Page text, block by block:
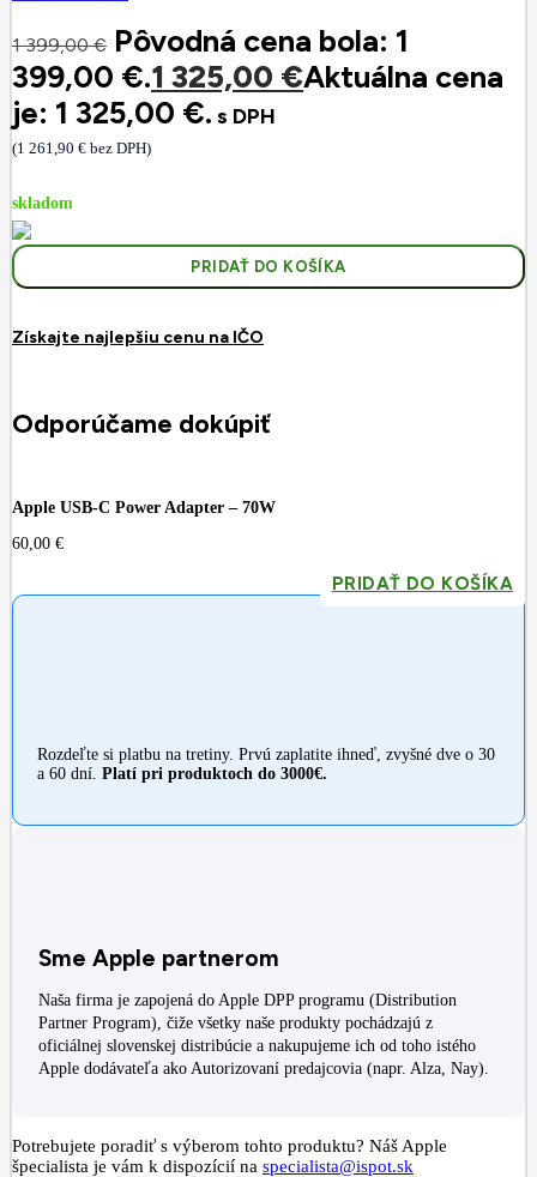
1 399,00€ Pôvodná cena bola: 1
399,00 €.1 325,00 €Aktuálna cena
je: 1 325,00 €. s DPH
(1 261,90 € bez DPH)
skladom
PRIDAŤ DO KOŠÍKA
Získajte najlepšiu cenu na IČO
Odporúčame dokúpiť
Apple USB-C Power Adapter – 70W
60,00 €
PRIDAŤ DO KOŠÍKA
Rozdeľte si platbu na tretiny. Prvú zaplatite ihneď, zvyšné dve o 30
a 60 dní. Platí pri produktoch do 3000€.
Sme Apple partnerom
Naša firma je zapojená do Apple DPP programu (Distribution
Partner Program), čiže všetky naše produkty pochádzajú z
oficiálnej slovenskej distribúcie a nakupujeme ich od toho istého
Apple dodávateľa ako Autorizovaní predajcovia (napr. Alza, Nay).
Potrebujete poradiť s výberom tohto produktu? Náš Apple
špecialista je vám k dispozícií na specialista@ispot.sk